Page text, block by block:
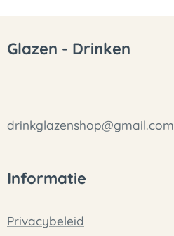
Glazen - Drinken
drinkglazenshop@gmail.com
Informatie
Privacybeleid